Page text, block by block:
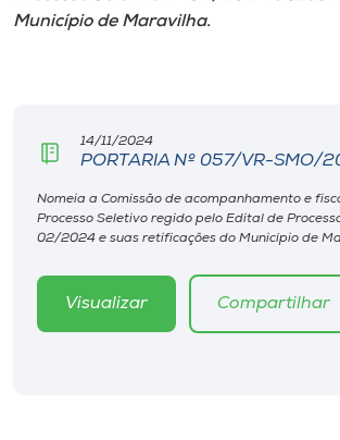
Cultura
Biblioteca
Editora
Rádio
Município de Maravilha.
14/11/2024
PORTARIA Nº 057/VR-SMO/
Nomeia a Comissão de acompanhamento e
Processo Seletivo regido pelo Edital de
02/2024 e suas retificações do Município de
Visualizar Compartilhar